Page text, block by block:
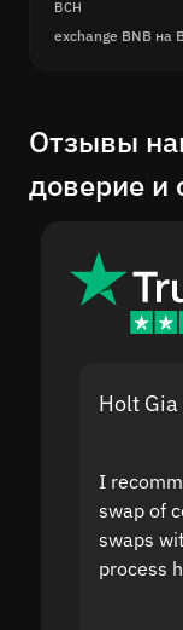
BCH
exchange BNB на
Отзывы
доверие и
Holt Gia
I
swap of
swaps
process